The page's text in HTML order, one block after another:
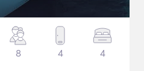
8 4 4